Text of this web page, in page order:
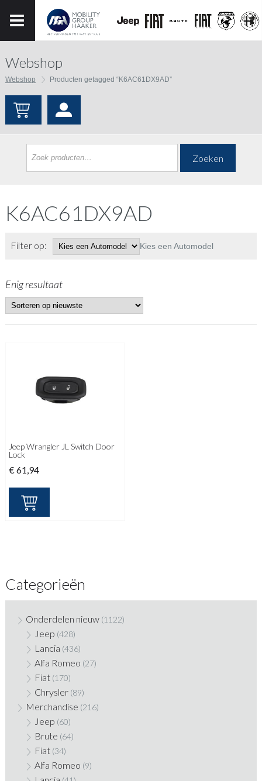
Webshop
Webshop Producten getagged “K6AC61DX9AD”
Zoeken
K6AC61DX9AD
Filter op: Kies een Automodel
Enig resultaat
Jeep Wrangler JL Switch Door
Lock
€61,94
Categorieën
Onderdelen nieuw (1122)
Jeep (428)
Lancia (436)
Alfa Romeo (27)
Fiat (170)
Chrysler (89)
Merchandise (216)
Jeep (60)
Brute (64)
Fiat (34)
Alfa Romeo (9)